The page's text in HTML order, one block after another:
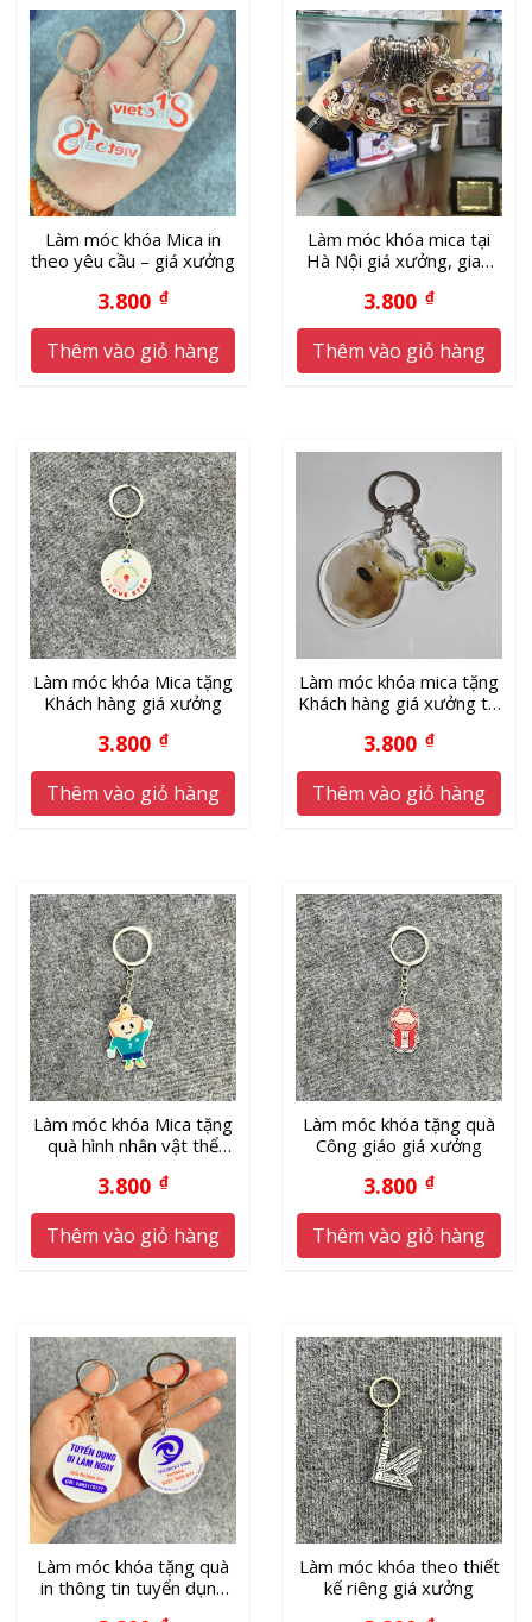
Làm móc khóa Mica in
theo yêu cầu – giá xưởng
3.800 ₫
Thêm vào giỏ hàng
Làm móc khóa mica tại
Hà Nội giá xưởng, giao
3.800 ₫
Thêm vào giỏ hàng
Làm móc khóa Mica tặng
Khách hàng giá xưởng
3.800 ₫
Thêm vào giỏ hàng
Làm móc khóa mica tặng
Khách hàng giá xưởng tại
3.800 ₫
Thêm vào giỏ hàng
Làm móc khóa Mica tặng
quà hình nhân vật thể
3.800 ₫
Thêm vào giỏ hàng
Làm móc khóa tặng quà
Công giáo giá xưởng
3.800 ₫
Thêm vào giỏ hàng
Làm móc khóa tặng quà
in thông tin tuyển dụng
Làm móc khóa theo thiết
kế riêng giá xưởng